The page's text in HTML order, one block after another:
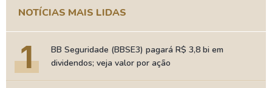
NOTÍCIAS MAIS LIDAS
1
BB Seguridade (BBSE3) pagará R$ 3,8 bi em
dividendos; veja valor por ação